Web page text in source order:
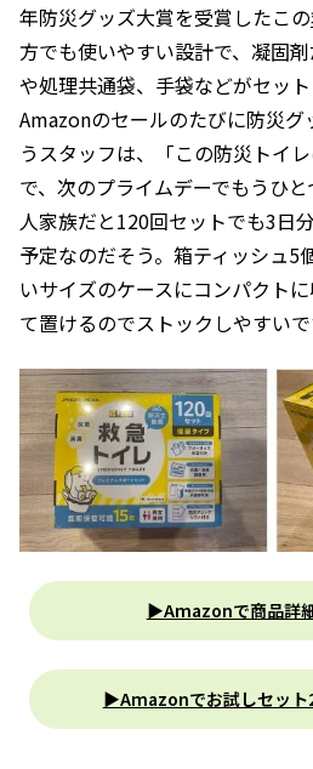
年防災グッズ大賞を受賞したこの
方でも使いやすい設計で、凝固
や処理共通袋、手袋などがセット
Amazonのセールのたびに防災
うスタッフは、「この防災トイ
で、次のプライムデーでもうひ
人家族だと120回セットでも3日
予定なのだそう。箱ティッシュ5
いサイズのケースにコンパクト
て置けるのでストックしやすいで
▶Amazonで商品詳
▶Amazonでお試しセット